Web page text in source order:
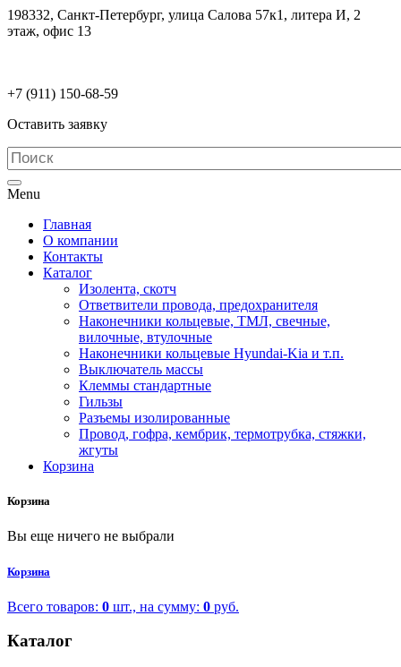
198332, Санкт-Петербург, улица Салова 57к1, литера И, 2
этаж, офис 13
+7 (911) 150-68-59
Оставить заявку
Menu
Главная
О компании
Контакты
Каталог
Изолента, скотч
Ответвители провода, предохранителя
Наконечники кольцевые, ТМЛ, свечные,
вилочные, втулочные
Наконечники кольцевые Hyundai-Kia и т.п.
Выключатель массы
Клеммы стандартные
Гильзы
Разъемы изолированные
Провод, гофра, кембрик, термотрубка, стяжки,
жгуты
Корзина
Корзина
Вы еще ничего не выбрали
Корзина
Всего товаров: 0 шт., на сумму: 0 руб.
Каталог